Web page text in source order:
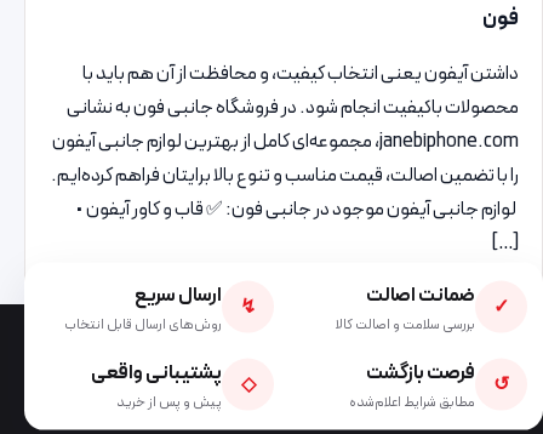
فون
داشتن آیفون یعنی انتخاب کیفیت، و محافظت از آن هم باید با
محصولات باکیفیت انجام شود. در فروشگاه جانبی فون به نشانی
janebiphone.com، مجموعه‌ای کامل از بهترین لوازم جانبی آیفون
را با تضمین اصالت، قیمت مناسب و تنوع بالا برایتان فراهم کرده‌ایم.
لوازم جانبی آیفون موجود در جانبی فون: ✅ قاب و کاور آیفون •
[…]
✓ ضمانت اصالت
بررسی سلامت و اصالت کالا
↯ ارسال سریع
روش‌های ارسال قابل انتخاب
↺ فرصت بازگشت
مطابق شرایط اعلام‌شده
◇ پشتیبانی واقعی
پیش و پس از خرید